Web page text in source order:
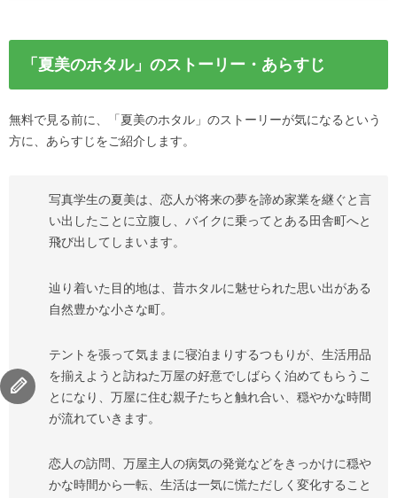
「夏美のホタル」のストーリー・あらすじ
無料で見る前に、「夏美のホタル」のストーリーが気になるという
方に、あらすじをご紹介します。
写真学生の夏美は、恋人が将来の夢を諦め家業を継ぐと言
い出したことに立腹し、バイクに乗ってとある田舎町へと
飛び出してしまいます。
辿り着いた目的地は、昔ホタルに魅せられた思い出がある
自然豊かな小さな町。
テントを張って気ままに寝泊まりするつもりが、生活用品
を揃えようと訪ねた万屋の好意でしばらく泊めてもらうこ
とになり、万屋に住む親子たちと触れ合い、穏やかな時間
が流れていきます。
恋人の訪問、万屋主人の病気の発覚などをきっかけに穏や
かな時間から一転、生活は一気に慌ただしく変化すること